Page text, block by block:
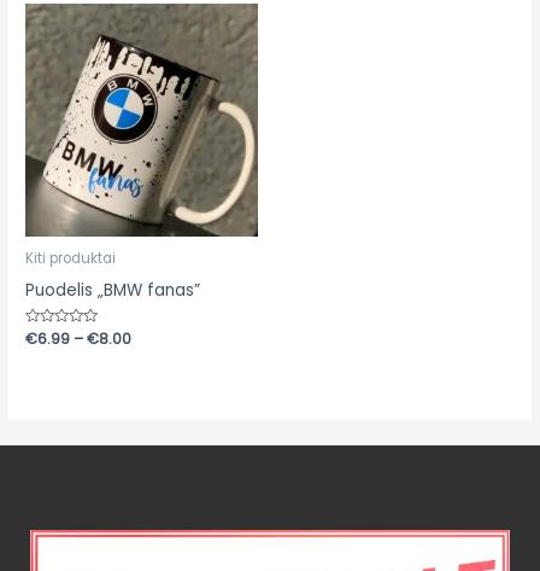
Kiti produktai
Puodelis „BMW fanas”
Įvertinimas:
0
€6.99 –€8.00
Price
range:
€6.99
through
€8.00